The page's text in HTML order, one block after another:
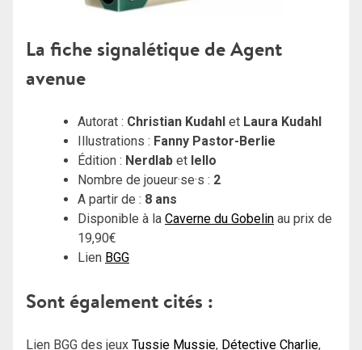
La fiche signalétique de Agent
avenue
Autorat : Christian Kudahl et Laura Kudahl
Illustrations : Fanny Pastor-Berlie
Édition : Nerdlab et Iello
Nombre de joueur·se·s : 2
A partir de : 8 ans
Disponible à la Caverne du Gobelin au prix de
19,90€
Lien BGG
Sont également cités :
Lien BGG des jeux Tussie Mussie, Détective Charlie,